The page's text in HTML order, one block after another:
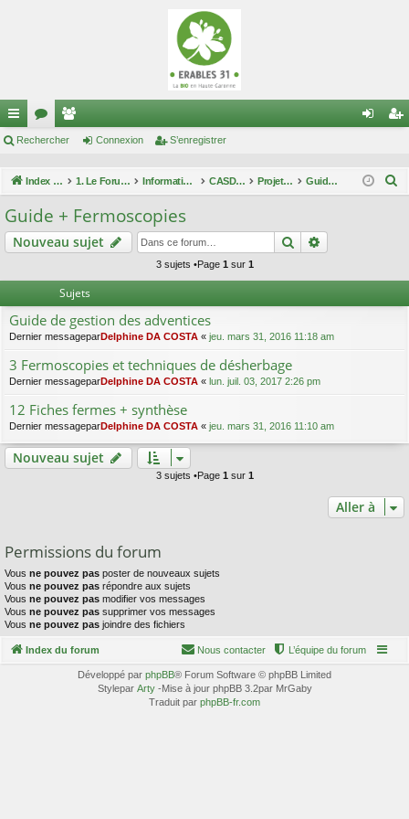
cc
ra
pi
de
or
m
s
e
br
es
xi eg
r
Rechercher Connexion S’enregistrer
Index du forum 1. Le Forum des maraîchers Informations techniques CASDAR maîtrise enherbement Projet "Maîtrise de l'enherbement" Guide + Fermoscopies
r
Guide + Fermoscopies
Nouveau sujet Rechercher
3 sujets •Page 1 sur 1
Sujets
Guide de gestion des adventices
Dernier messageparDelphine DA COSTA « jeu. mars 31, 2016 11:18 am
3 Fermoscopies et techniques de désherbage
Dernier messageparDelphine DA COSTA « lun. juil. 03, 2017 2:26 pm
12 Fiches fermes + synthèse
Dernier messageparDelphine DA COSTA « jeu. mars 31, 2016 11:10 am
Nouveau sujet
3 sujets •Page 1 sur 1
Aller à
Permissions du forum
Vous ne pouvez pas poster de nouveaux sujets
Vous ne pouvez pas répondre aux sujets
Vous ne pouvez pas modifier vos messages
Vous ne pouvez pas supprimer vos messages
Vous ne pouvez pas joindre des fichiers
Index du forum L’équipe du forum
Nous contacter
Développé par phpBB® Forum Software © phpBB Limited
Stylepar Arty-Mise à jour phpBB 3.2par MrGaby
Traduit par phpBB-fr.com